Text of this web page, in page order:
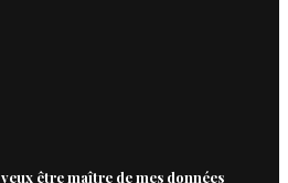
être maître de mes données